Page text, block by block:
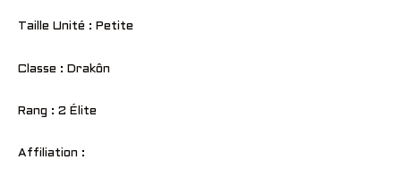
Taille Unité : Petite
Classe : Drakôn
Rang : 2 Élite
Affiliation :